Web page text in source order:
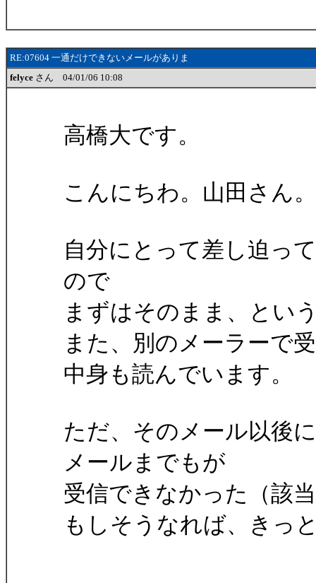
RE:07604 一通だけできないメールがありま
felyce さん 04/01/06 10:08
高橋大です。
こんにちわ。山田さん。
自分にとって差し迫っ
ので
まずはそのまま、とい
また、別のメーラーで
中身も読んでいます。
ただ、そのメール以後
メールまでもが
受信できなかった（該
もしそうなれば、きっ